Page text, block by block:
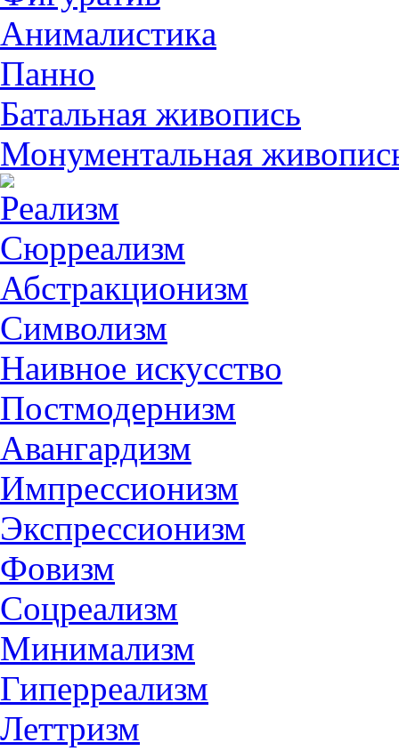
Анималистикa
Панно
Батальная живопись
Монументальная
Реализм
Сюрреализм
Абстракционизм
Символизм
Наивное искусство
Постмодернизм
Авангардизм
Импрессионизм
Экспрессионизм
Фовизм
Соцреализм
Минимализм
Гиперреализм
Леттризм